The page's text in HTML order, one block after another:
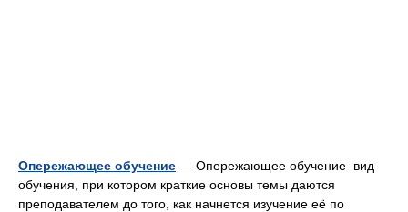
Опережающее обучение — Опережающее обучение вид
обучения, при котором краткие основы темы даются
преподавателем до того, как начнется изучение её по